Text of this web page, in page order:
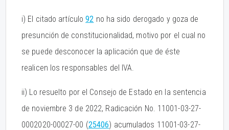
i) El citado artículo92 no ha sido derogado y goza de
presunción de constitucionalidad, motivo por el cual no
se puede desconocer la aplicación que de éste
realicen los responsables del IVA.
ii) Lo resuelto por el Consejo de Estado en la sentencia
de noviembre 3 de 2022, Radicación No. 11001-03-27-
0002020-00027-00 (25406) acumulados 11001-03-27-